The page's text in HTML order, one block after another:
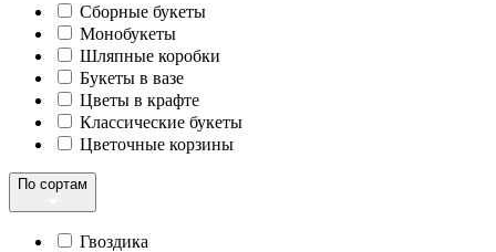
Сборные букеты
Монобукеты
Шляпные коробки
Букеты в вазе
Цветы в крафте
Классические букеты
Цветочные корзины
По сортам
Гвоздика